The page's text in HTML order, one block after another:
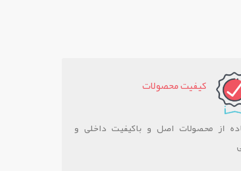
کيفيت محصولات
از محصولات اصل و باکیفیت داخلی و